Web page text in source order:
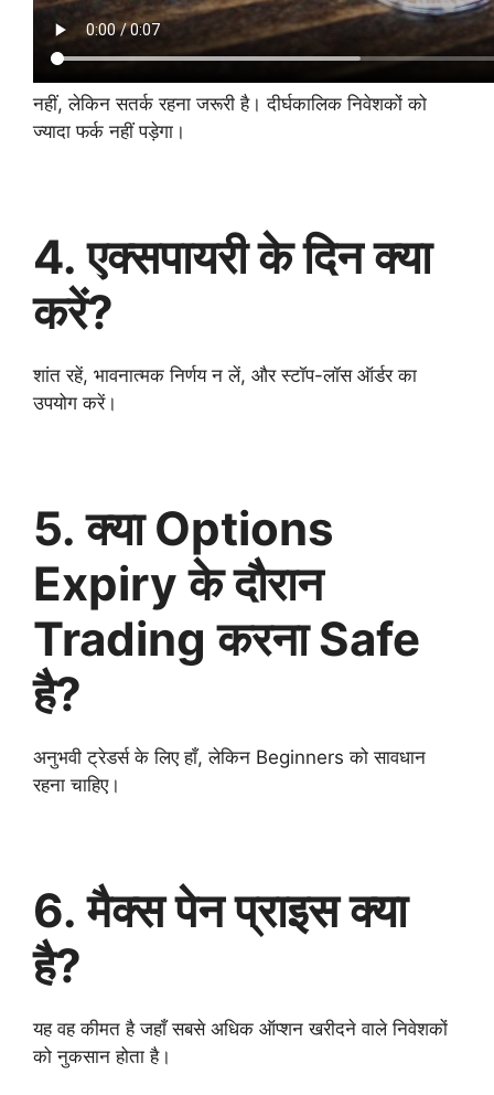
नहीं, लेकिन सतर्क रहना जरूरी है। दीर्घकालिक निवेशकों को
ज्यादा फर्क नहीं पड़ेगा।
4. एक्सपायरी के दिन क्या
करें?
शांत रहें, भावनात्मक निर्णय न लें, और स्टॉप-लॉस ऑर्डर का
उपयोग करें।
5. क्या Options
Expiry के दौरान
Trading करना Safe
है?
अनुभवी ट्रेडर्स के लिए हाँ, लेकिन Beginners को सावधान
रहना चाहिए।
6. मैक्स पेन प्राइस क्या
है?
यह वह कीमत है जहाँ सबसे अधिक ऑप्शन खरीदने वाले निवेशकों
को नुकसान होता है।